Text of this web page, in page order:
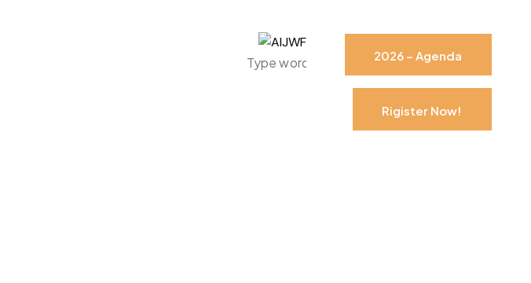
2026 – Agenda
Rigister Now!